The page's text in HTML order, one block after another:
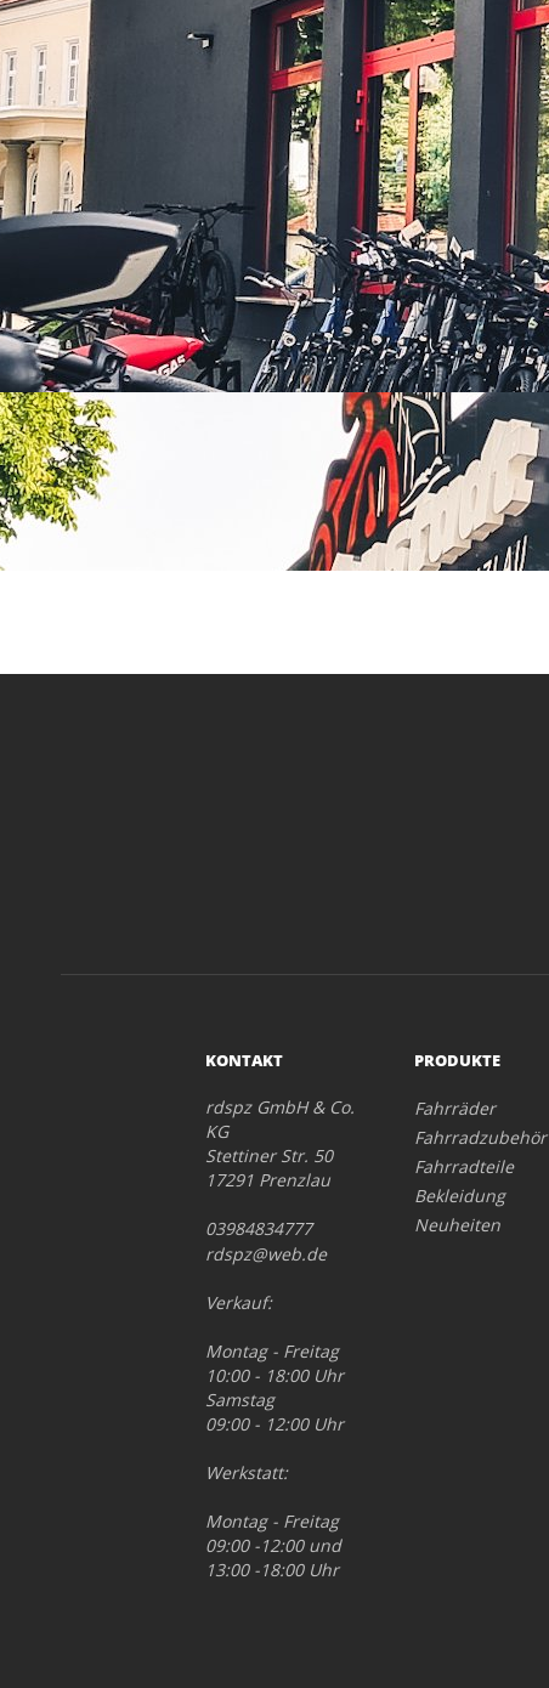
KONTAKT
rdspz GmbH & Co.
KG
Stettiner Str. 50
17291 Prenzlau
03984834777
rdspz@web.de
Verkauf:
Montag - Freitag
10:00 - 18:00 Uhr
Samstag
09:00 - 12:00 Uhr
Werkstatt:
Montag - Freitag
09:00 -12:00 und
13:00 -18:00 Uhr
PRODUKTE
Fahrräder
Fahrradzubehör
Fahrradteile
Bekleidung
Neuheiten